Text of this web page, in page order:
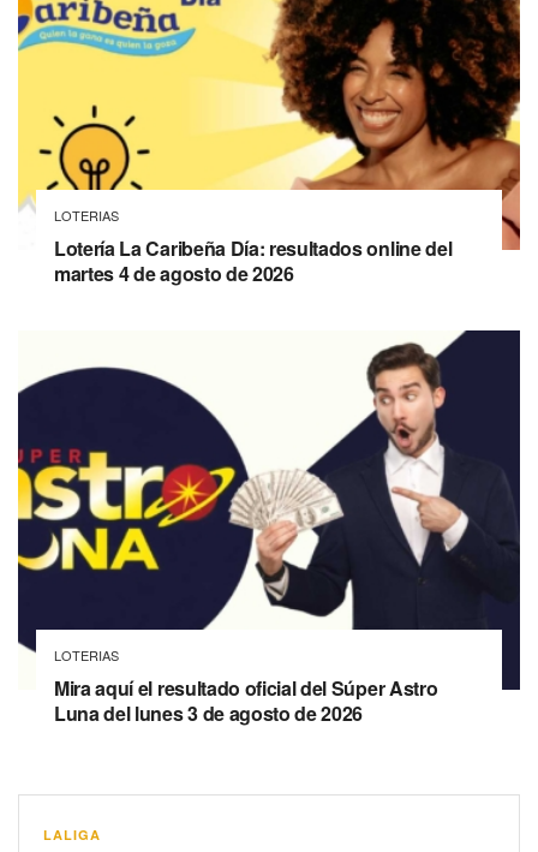
LOTERIAS
Lotería La Caribeña Día: resultados online del
martes 4 de agosto de 2026
LOTERIAS
Mira aquí el resultado oficial del Súper Astro
Luna del lunes 3 de agosto de 2026
LALIGA